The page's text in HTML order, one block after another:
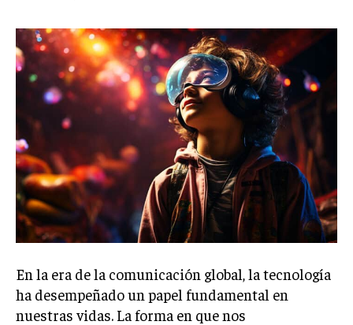
En la era de la comunicación global, la tecnología
ha desempeñado un papel fundamental en
nuestras vidas. La forma en que nos